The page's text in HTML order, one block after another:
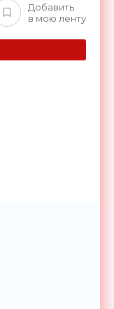
Добавить
в мою ленту